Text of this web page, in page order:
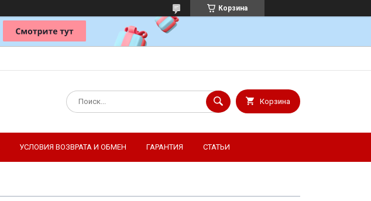
Корзина
Корзина
УСЛОВИЯ ВОЗВРАТА И ОБМЕН ГАРАНТИЯ СТАТЬИ